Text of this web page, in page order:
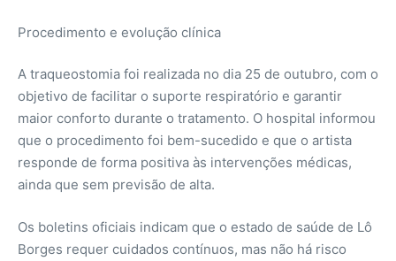
Procedimento e evolução clínica
A traqueostomia foi realizada no dia 25 de outubro, com o
objetivo de facilitar o suporte respiratório e garantir
maior conforto durante o tratamento. O hospital informou
que o procedimento foi bem-sucedido e que o artista
responde de forma positiva às intervenções médicas,
ainda que sem previsão de alta.
Os boletins oficiais indicam que o estado de saúde de Lô
Borges requer cuidados contínuos, mas não há risco